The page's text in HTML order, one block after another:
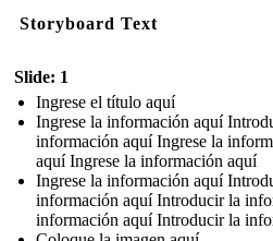
Storyboard Text
Slide: 1
Ingrese el título aquí
Ingrese la información aquí
información aquí Ingrese la
aquí Ingrese la información aquí
Ingrese la información aquí
información aquí Introducir la
información aquí Introducir la